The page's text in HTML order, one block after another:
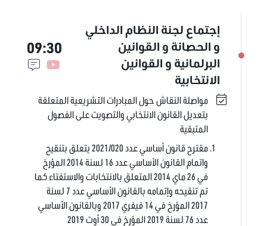
إجتماع لجنة النظام الداخلي
و الحصانة و القوانين
البرلمانية و القوانين
الانتخابية
09:30
مواصلة النقاش حول المبادرات التشريعية المتعلقة
بتعديل القانون الانتخابي والتصويت على الفصول
المتبقية
مقترح قانون أساسي عدد 2021/020 يتعلق بتنقيح
واتمام القانون الأساسي عدد 16 لسنة 2014 المؤرخ
في 26 ماي 2014 المتعلق بالانتخابات والاستفتاء كما
تم تنقيحه وإتمامه بالقانون الأساسي عدد 7 لسنة
2017 المؤرخ في 14 فيفري 2017 وبالقانون الأساسي
عدد 76 لسنة 2019 المؤرخ في 30 أوت 2019